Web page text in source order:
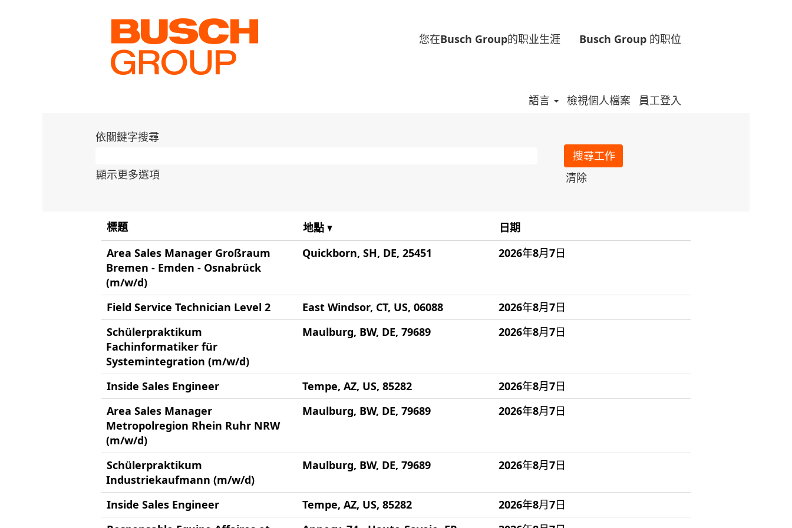
您在Busch Group的职业生涯 Busch Group 的职位
語言 檢視個人檔案 員工登入
Busch 的
前
頁
搜尋結果："中國".
尚無相符的職缺「中國 」。
依關鍵字搜尋
顯示更多選項 清除
標題 地點
日期
Area Sales Manager Großraum
Bremen - Emden - Osnabrück
(m/w/d)
Quickborn, SH, DE, 25451 2026年8月7日
Field Service Technician Level 2 East Windsor, CT, US, 06088
2026年8月7日
Schülerpraktikum
Fachinformatiker für
Systemintegration (m/w/d)
Maulburg, BW, DE, 79689 2026年8月7日
Inside Sales Engineer Tempe, AZ, US, 85282
2026年8月7日
Area Sales Manager
Metropolregion Rhein Ruhr NRW
(m/w/d)
Maulburg, BW, DE, 79689 2026年8月7日
Schülerpraktikum
Industriekaufmann (m/w/d)
Maulburg, BW, DE, 79689 2026年8月7日
Inside Sales Engineer Tempe, AZ, US, 85282
2026年8月7日